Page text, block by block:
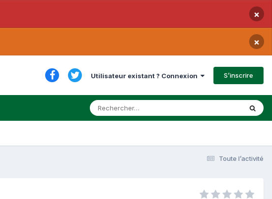
×
×
Utilisateur existant ? Connexion S’inscrire
Toute l’activité